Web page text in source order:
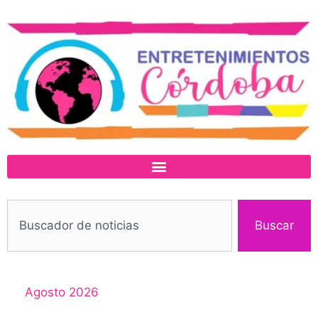
Buscar
Agosto 2026